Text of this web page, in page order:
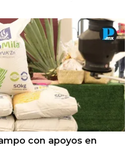
con apoyos en